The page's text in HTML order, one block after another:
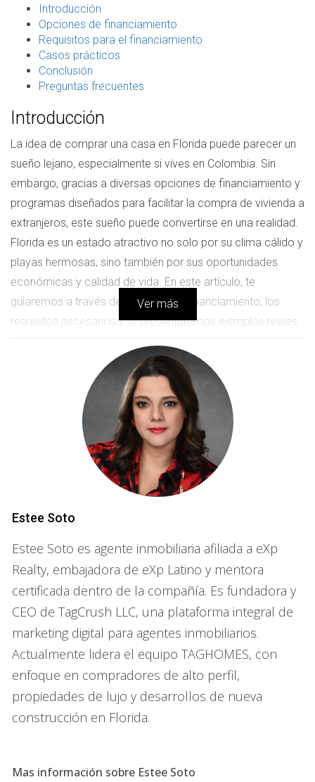
Introducción
Opciones de financiamiento
Requisitos para el financiamiento
Casos prácticos
Conclusión
Preguntas frecuentes
Introducción
La idea de comprar una casa en Florida puede parecer un
sueño lejano, especialmente si vives en Colombia. Sin
embargo, gracias a diversas opciones de financiamiento y
programas diseñados para facilitar la compra de vivienda a
extranjeros, este sueño puede convertirse en una realidad.
Florida es un estado atractivo no solo por su clima cálido y
playas hermosas, sino también por sus oportunidades
económicas y calidad de vida. En este artículo, te
guiaremos a través del proceso de financiamiento, los
requisitos necesarios y te presentaremos ejemplos reales
este estado desde Colombia.
Opciones de financiamiento
Cuando se trata de financiar la compra de una casa en
Florida desde Colombia, hay varias opciones disponibles. A
continuación, exploraremos algunas de las más comunes:
Préstamos hipotecarios convencionales
Los préstamos hipotecarios convencionales son una
préstamos suelen ofrecer tasas de interés competitivas y
son ideales para aquellos que pueden realizar un pago
inicial significativo.
Préstamos FHA (Federal Housing
Administration)
Los préstamos FHA están diseñados para ayudar a los
compradores que tienen un crédito menos que perfecto o
que no pueden realizar un gran pago inicial. Este tipo de
préstamo permite un pago inicial tan bajo como el 3.5%, lo
Programas especiales para extranjeros
Ver más
Estee Soto
Estee Soto es agente inmobiliaria afiliada a eXp
Realty, embajadora de eXp Latino y mentora
certificada dentro de la compañía. Es fundadora y
CEO de TagCrush LLC, una plataforma integral de
marketing digital para agentes inmobiliarios.
Actualmente lidera el equipo TAGHOMES, con
enfoque en compradores de alto perfil,
propiedades de lujo y desarrollos de nueva
construcción en Florida.
Mas información sobre Estee Soto